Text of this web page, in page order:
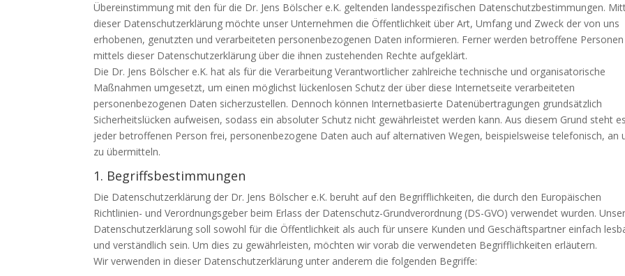
Übereinstimmung mit den für die Dr. Jens Bölscher e.K. geltenden landesspezifischen Datenschutzbestimmungen.
dieser Datenschutzerklärung möchte unser Unternehmen die Öffentlichkeit über Art, Umfang und Zweck der von uns
erhobenen, genutzten und verarbeiteten personenbezogenen Daten informieren. Ferner werden betroffene Personen
mittels dieser Datenschutzerklärung über die ihnen zustehenden Rechte aufgeklärt.
Die Dr. Jens Bölscher e.K. hat als für die Verarbeitung Verantwortlicher zahlreiche technische und organisatorische
Maßnahmen umgesetzt, um einen möglichst lückenlosen Schutz der über diese Internetseite verarbeiteten
personenbezogenen Daten sicherzustellen. Dennoch können Internetbasierte Datenübertragungen grundsätzlich
Sicherheitslücken aufweisen, sodass ein absoluter Schutz nicht gewährleistet werden kann. Aus diesem Grund steht es
jeder betroffenen Person frei, personenbezogene Daten auch auf alternativen Wegen, beispielsweise telefonisch, an
zu übermitteln.
1. Begriffsbestimmungen
Die Datenschutzerklärung der Dr. Jens Bölscher e.K. beruht auf den Begrifflichkeiten, die durch den Europäischen
Richtlinien- und Verordnungsgeber beim Erlass der Datenschutz-Grundverordnung (DS-GVO) verwendet wurden.
Datenschutzerklärung soll sowohl für die Öffentlichkeit als auch für unsere Kunden und Geschäftspartner einfach
und verständlich sein. Um dies zu gewährleisten, möchten wir vorab die verwendeten Begrifflichkeiten erläutern.
Wir verwenden in dieser Datenschutzerklärung unter anderem die folgenden Begriffe: